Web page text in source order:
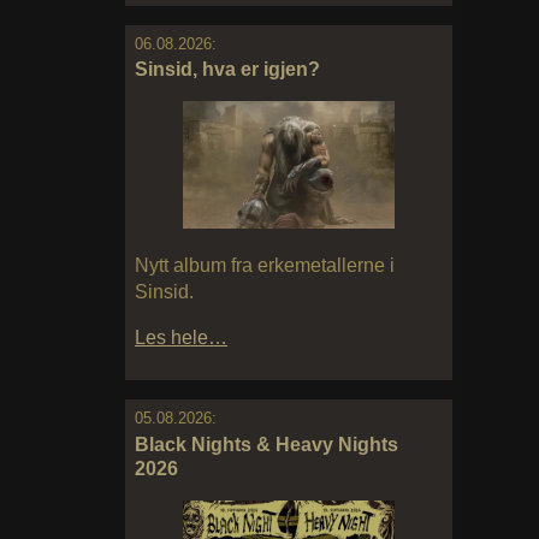
06.08.2026:
Sinsid, hva er igjen?
Nytt album fra erkemetallerne i
Sinsid.
Les hele…
05.08.2026:
Black Nights & Heavy Nights
2026